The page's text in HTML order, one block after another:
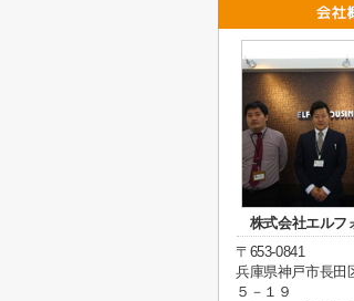
株式会社エルフ
〒653-0841
兵庫県神戸市長田
５－１９